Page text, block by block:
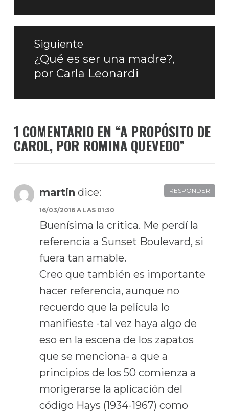
Siguiente
Entrada
siguiente:
¿Qué es ser una madre?,
por Carla Leonardi
1 COMENTARIO EN “A PROPÓSITO DE
CAROL, POR ROMINA QUEVEDO”
martin dice:
16/03/2016 A LAS 01:30
Buenísima la critica. Me perdí la
referencia a Sunset Boulevard, si
fuera tan amable.
Creo que también es importante
hacer referencia, aunque no
recuerdo que la película lo
manifieste -tal vez haya algo de
eso en la escena de los zapatos
que se menciona- a que a
principios de los 50 comienza a
morigerarse la aplicación del
código Hays (1934-1967) como
RESPONDER